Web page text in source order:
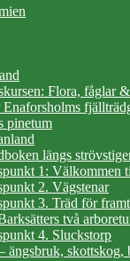
Flora, fåglar
Enaforsholms
pinetum
längs
1: Välkommen
2. Vägstenar
3. Träd för
två
4. Sluckstorp
ängsbruk, skottskog,